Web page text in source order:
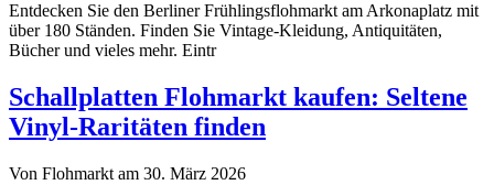
Entdecken Sie den Berliner Frühlingsflohmarkt am Arkonaplatz mit
über 180 Ständen. Finden Sie Vintage-Kleidung, Antiquitäten,
Bücher und vieles mehr. Eintr
Schallplatten Flohmarkt kaufen: Seltene
Vinyl-Raritäten finden
Von Flohmarkt am 30. März 2026